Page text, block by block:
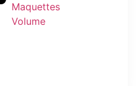
Maquettes
Volume